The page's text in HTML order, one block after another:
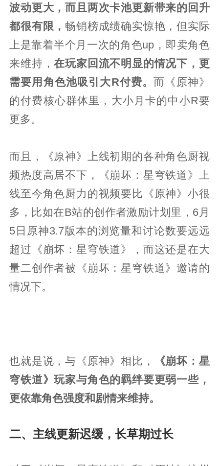
波动更大，而且两次卡池更新带来的回升
都很有限， 畅销榜成绩确实惊艳，但实际
上是靠着半个月一次的角色up，即卖角色
来维持，在玩家回流不明显的情况下，更
需要用角色池吸引大R付费。而《原神》
的付费核心群体里，大小月卡的中小R要
更多。
而且，《原神》上线初期的各种角色厨视
频热度高居不下，《崩坏：星穹铁道》上
线至今角色厨力的视频要比《原神》小很
多，比如在B站的创作者激励计划里，6月
5日原神3.7版本的浏览量和讨论数要远远
超过《崩坏：星穹铁道》，而这还是在大
量二创作者被《崩坏：星穹铁道》邀请的
情况下。
也就是说，与《原神》相比，
《崩坏：星
穹铁道》玩家与角色的羁绊要更弱一些，
更依靠角色强度和剧情来维持。
二、主线更新迟缓，长草期过长